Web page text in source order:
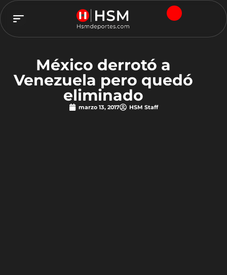
México derrotó a
Venezuela pero quedó
eliminado
marzo 13, 2017 HSM Staff